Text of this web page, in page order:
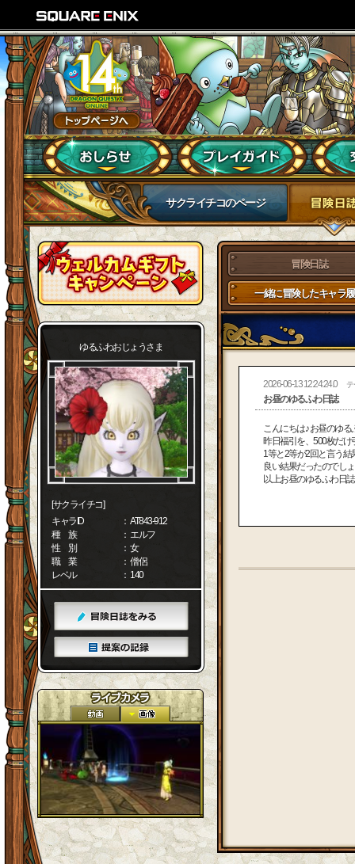
サクライチコのページ
ゆるふわおじょうさま
[サクライチコ]
キャラID
： AT843-912
種 族
： エルフ
性 別
： 女
職 業
： 僧侶
レベル
： 140
冒険日誌
一緒に冒険したキャラ
2026-06-13 12:24:24.0 テ
お昼のゆるふわ日誌
こんにちは♪ お昼のゆ
昨日福引を、500枚だ
1等と2等が2回と言う
良い結果だったのでし
以上お昼のゆるふわ日